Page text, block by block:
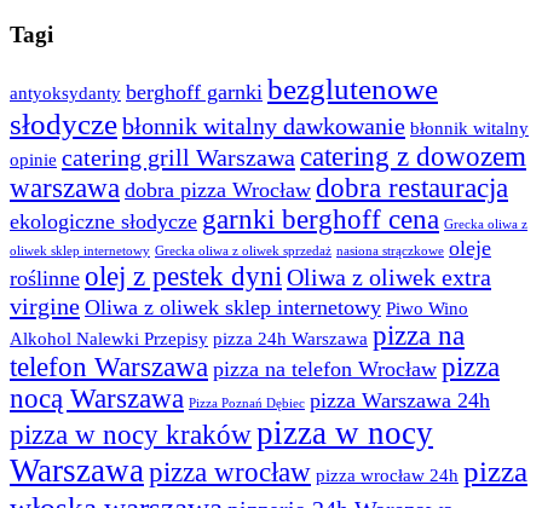
Tagi
antyoksydanty berghoff garnki bezglutenowe
słodyczebłonnik witalny dawkowanie błonnik witalny
opinie catering grill Warszawa catering z dowozem
warszawa dobra pizza Wrocław dobra restauracja
ekologiczne słodycze garnki berghoff cena Grecka oliwa z
oliwek sklep internetowy Grecka oliwa z oliwek sprzedaż nasiona strączkowe oleje
roślinne olej z pestek dyni Oliwa z oliwek extra
virgine Oliwa z oliwek sklep internetowy Piwo Wino
Alkohol Nalewki Przepisy pizza 24h Warszawa pizza na
telefon Warszawa pizza na telefon Wrocław pizza
nocą Warszawa Pizza Poznań Dębiec pizza Warszawa 24h
pizza w nocy krakówpizza w nocy
Warszawa pizza wrocław pizza wrocław 24h pizza